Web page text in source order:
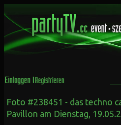
Foto #238451 - das techno
Pavillon am Dienstag,